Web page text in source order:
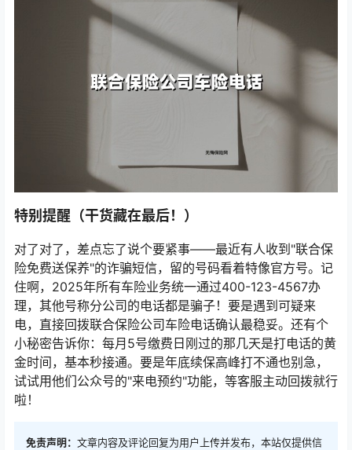
特别提醒（干货藏在最后！）
对了对了，差点忘了说个要紧事——最近有人收到"联合保
险免费送保养"的诈骗短信，留的号码看着特像官方号。记
住啊，2025年所有车险业务统一通过400-123-4567办
理，其他号称分公司的电话都是骗子！要是遇到可疑来
电，直接回拨联合保险公司车险电话确认最稳妥。还有个
小秘密告诉你：每月5号缴费日刚过的那几天是打电话的黄
金时间，基本秒接通。要是年底续保高峰打不通也别急，
试试用他们公众号的"来电预约"功能，等客服主动回拨就行
啦！
免责声明： 文章内容及评论回复为用户上传并发布，本站仅提供信